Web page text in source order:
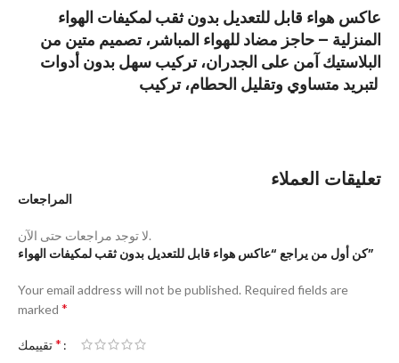
عاكس هواء قابل للتعديل بدون ثقب لمكيفات الهواء
المنزلية – حاجز مضاد للهواء المباشر، تصميم متين من
البلاستيك آمن على الجدران، تركيب سهل بدون أدوات
تعليقات العملاء
المراجعات
لا توجد مراجعات حتى الآن.
كن أول من يراجع “عاكس هواء قابل للتعديل بدون ثقب لمكيفات الهواء”
Your email address will not be published. Required fields are
marked *
*